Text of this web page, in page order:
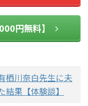
円無料】
栖川奈白先生に夫
果【体験談】